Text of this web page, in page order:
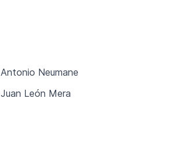
Antonio Neumane
Juan León Mera